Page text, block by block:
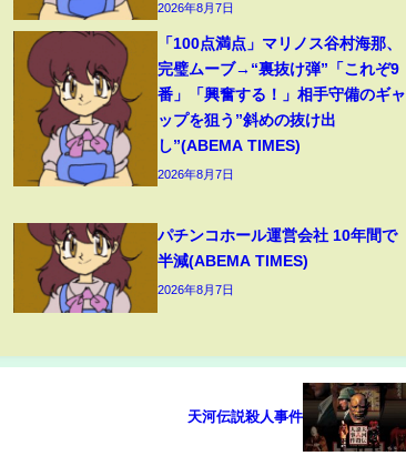
2026年8月7日
「100点満点」マリノス谷村海那、
完璧ムーブ→“裏抜け弾”「これぞ9
番」「興奮する！」相手守備のギャ
ップを狙う”斜めの抜け出
し”(ABEMA TIMES)
2026年8月7日
パチンコホール運営会社 10年間で
半減(ABEMA TIMES)
2026年8月7日
天河伝説殺人事件